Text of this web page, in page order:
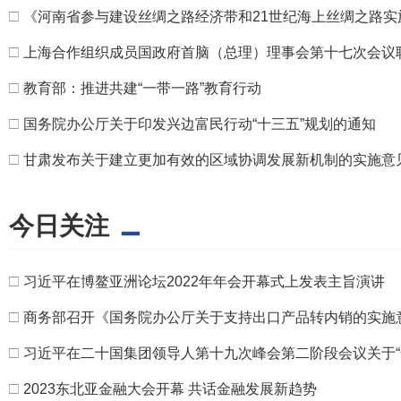
□ 《河南省参与建设丝绸之路经济带和21世纪海上丝绸之路
□ 上海合作组织成员国政府首脑（总理）理事会第十七次会议
□ 教育部：推进共建“一带一路”教育行动
□ 国务院办公厅关于印发兴边富民行动“十三五”规划的通知
□ 甘肃发布关于建立更加有效的区域协调发展新机制的实施意
今日关注
□ 习近平在博鳌亚洲论坛2022年年会开幕式上发表主旨演讲
□ 商务部召开《国务院办公厅关于支持出口产品转内销的实
□ 习近平在二十国集团领导人第十九次峰会第二阶段会议关于
□ 2023东北亚金融大会开幕 共话金融发展新趋势